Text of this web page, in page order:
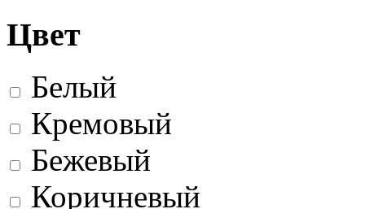
Цвет
Белый
Кремовый
Бежевый
Коричневый